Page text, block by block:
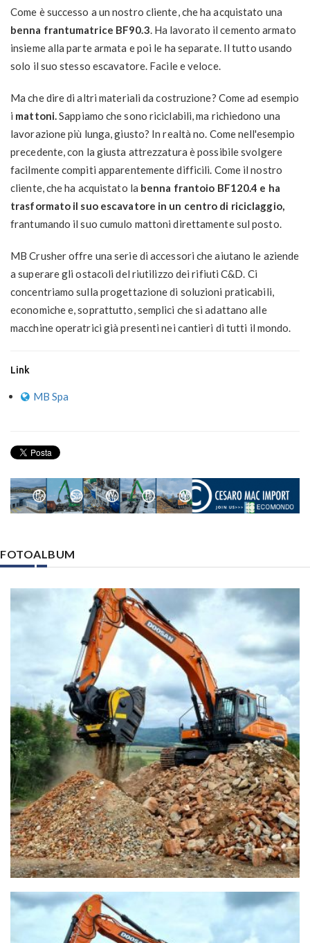
Come è successo a un nostro cliente, che ha acquistato una
benna frantumatrice BF90.3. Ha lavorato il cemento armato
insieme alla parte armata e poi le ha separate. Il tutto usando
solo il suo stesso escavatore. Facile e veloce.
Ma che dire di altri materiali da costruzione? Come ad esempio
i mattoni.Sappiamo che sono riciclabili, ma richiedono una
lavorazione più lunga, giusto? In realtà no. Come nell'esempio
precedente, con la giusta attrezzatura è possibile svolgere
facilmente compiti apparentemente difficili. Come il nostro
cliente, che ha acquistato la benna frantoio BF120.4 e ha
trasformato il suo escavatore in un centro di riciclaggio,
frantumando il suo cumulo mattoni direttamente sul posto.
MB Crusher offre una serie di accessori che aiutano le aziende
a superare gli ostacoli del riutilizzo dei rifiuti C&D. Ci
concentriamo sulla progettazione di soluzioni praticabili,
economiche e, soprattutto, semplici che si adattano alle
macchine operatrici già presenti nei cantieri di tutti il mondo.
Link
MB Spa
FOTOALBUM